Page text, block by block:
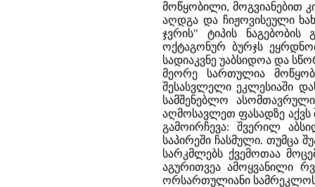
მოწყობილი, მოგვიანებით
აღდგა და ჩიჟოვისეული
ჯვრის" ტიპის
ოქტაგონურ ბურჯს
სადიაკვნე უაბსიდოა და
მეორე სართულია
შესასვლელი ეკლესიაში
სამშენებლო
აღმოსავლეთ ფასადზე აქვს
გამოირჩევა: შვერილ
საპირეში ჩასმული. თუმცა
სარკმლებს ქვემოთაა
აგურითვეა ამოყვანილი
ორსართულიანი სამრეკლოს